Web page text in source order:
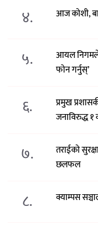
४. आज कोशी,
५.
आयल निगमले
फोन गर्नुस्’
६.
प्रमुख
जनाविरुद्ध १
७.
तराईको
छलफल
८. क्याम्पस